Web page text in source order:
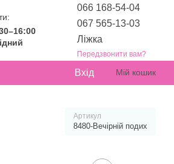
066 168-54-04
067 565-13-03
Ліжка
Передзвонити вам?
Вхід Мій кошик
Артикул
8480-Вечірній подих